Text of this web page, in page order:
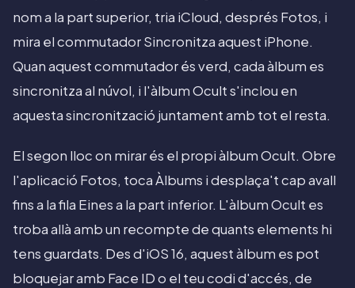
nom a la part superior, tria iCloud, després Fotos, i
mira el commutador Sincronitza aquest iPhone.
Quan aquest commutador és verd, cada àlbum es
sincronitza al núvol, i l'àlbum Ocult s'inclou en
aquesta sincronització juntament amb tot el resta.
El segon lloc on mirar és el propi àlbum Ocult. Obre
l'aplicació Fotos, toca Àlbums i desplaça't cap avall
fins a la fila Eines a la part inferior. L'àlbum Ocult es
troba allà amb un recompte de quants elements hi
tens guardats. Des d'iOS 16, aquest àlbum es pot
bloquejar amb Face ID o el teu codi d'accés, de